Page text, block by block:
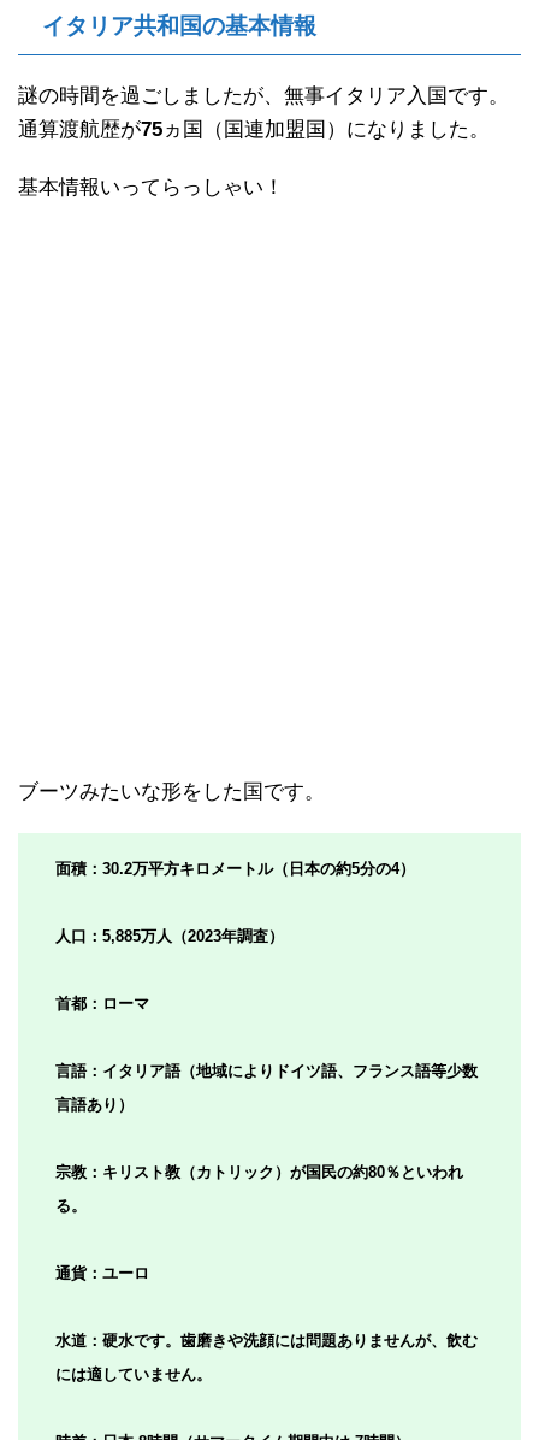
イタリア共和国の基本情報
謎の時間を過ごしましたが、無事イタリア入国です。
通算渡航歴が75ヵ国（国連加盟国）になりました。
基本情報いってらっしゃい！
ブーツみたいな形をした国です。
面積：30.2万平方キロメートル（日本の約5分の4）
人口：5,885万人（2023年調査）
首都：ローマ
言語：イタリア語（地域によりドイツ語、フランス語等少数
言語あり）
宗教：キリスト教（カトリック）が国民の約80％といわれ
る。
通貨：ユーロ
水道：硬水です。歯磨きや洗顔には問題ありませんが、飲む
には適していません。